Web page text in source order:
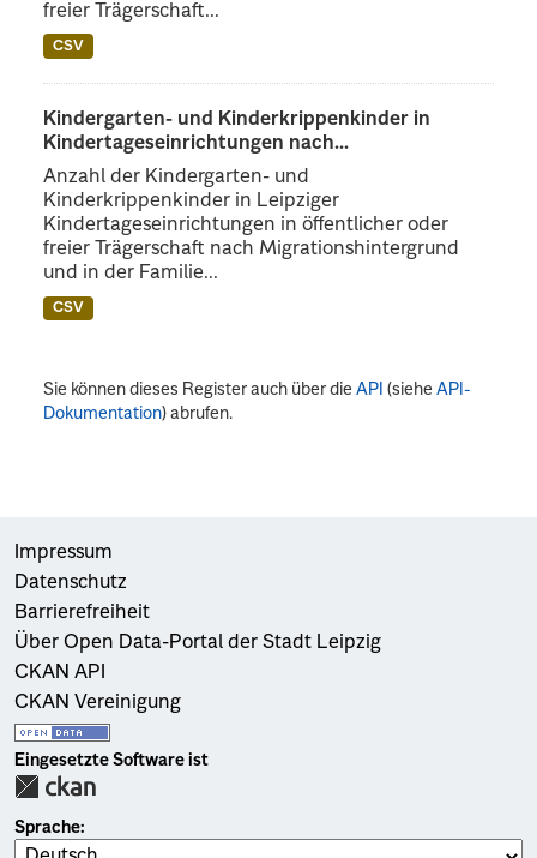
freier Trägerschaft...
CSV
Kindergarten- und Kinderkrippenkinder in
Kindertageseinrichtungen nach...
Anzahl der Kindergarten- und
Kinderkrippenkinder in Leipziger
Kindertageseinrichtungen in öffentlicher oder
freier Trägerschaft nach Migrationshintergrund
und in der Familie...
CSV
Sie können dieses Register auch über dieAPI (sieheAPI-
Dokumentation) abrufen.
Impressum
Datenschutz
Barrierefreiheit
Über Open Data-Portal der Stadt Leipzig
CKAN API
CKAN Vereinigung
Eingesetzte Software ist
Sprache